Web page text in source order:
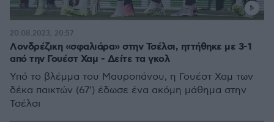
Λονδρέζικη «σφαλιάρα» στην Τσέλσι, ηττήθηκε με 3-1
από την Γουέστ Χαμ - Δείτε τα γκολ
Υπό το βλέμμα του Μαυροπάνου, η Γουέστ Χαμ των
δέκα παικτών (67') έδωσε ένα ακόμη μάθημα στην
Τσέλσι
20.08.2023, 20:57